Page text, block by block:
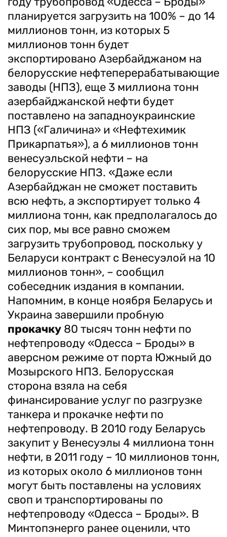
планируется загрузить на 100% – до 14
миллионов тонн, из которых 5
миллионов тонн будет
экспортировано Азербайджаном на
белорусские нефтеперерабатывающие
заводы (НПЗ), еще 3 миллиона тонн
азербайджанской нефти будет
поставлено на западноукраинские
НПЗ («Галичина» и «Нефтехимик
Прикарпатья»), а 6 миллионов тонн
венесуэльской нефти – на
белорусские НПЗ. «Даже если
Азербайджан не сможет поставить
всю нефть, а экспортирует только 4
миллиона тонн, как предполагалось до
сих пор, мы все равно сможем
загрузить трубопровод, поскольку у
Беларуси контракт с Венесуэлой на 10
миллионов тонн», – сообщил
собеседник издания в компании.
Напомним, в конце ноября Беларусь и
Украина завершили пробную
прокачку 80 тысяч тонн нефти по
нефтепроводу «Одесса – Броды» в
аверсном режиме от порта Южный до
Мозырского НПЗ. Белорусская
сторона взяла на себя
финансирование услуг по разгрузке
танкера и прокачке нефти по
нефтепроводу. В 2010 году Беларусь
закупит у Венесуэлы 4 миллиона тонн
нефти, в 2011 году – 10 миллионов тонн,
из которых около 6 миллионов тонн
могут быть поставлены на условиях
своп и транспортированы по
нефтепроводу «Одесса – Броды». В
Минтопэнерго ранее оценили, что